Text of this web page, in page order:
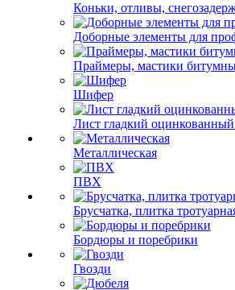
Коньки, отливы,
Доборные элементы для
Праймеры, мастики
Шифер
Лист гладкий
Металлическая
ПВХ
Брусчатка, плитка
Бордюры и поребрики
Гвозди